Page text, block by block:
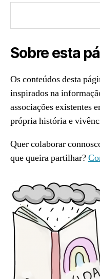
Sobre esta
Os conteúdos desta
inspirados na
associações existentes
própria história e
Quer colaborar
que queira partilhar?